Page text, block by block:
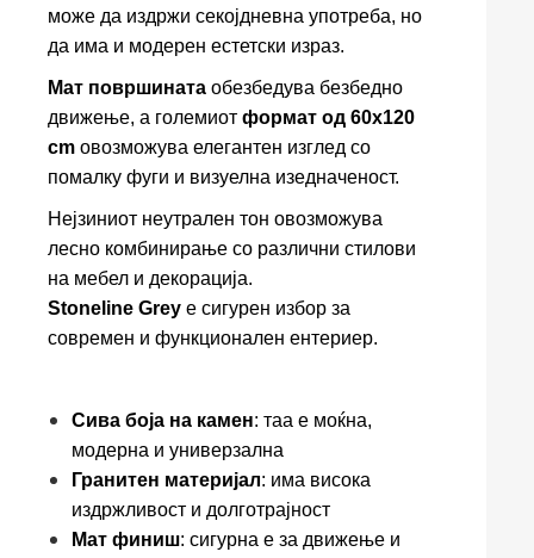
може да издржи секојдневна употреба, но
да има и модерен естетски израз.
Мат површината обезбедува безбедно
движење, а големиот формат од 60x120
cm овозможува елегантен изглед со
помалку фуги и визуелна изедначеност.
Нејзиниот неутрален тон овозможува
лесно комбинирање со различни стилови
на мебел и декорација.
Stoneline Grey е сигурен избор за
современ и функционален ентериер.
Сива боја на камен: таа е моќна,
модерна и универзална
Гранитен материјал: има висока
издржливост и долготрајност
Мат финиш: сигурна е за движење и